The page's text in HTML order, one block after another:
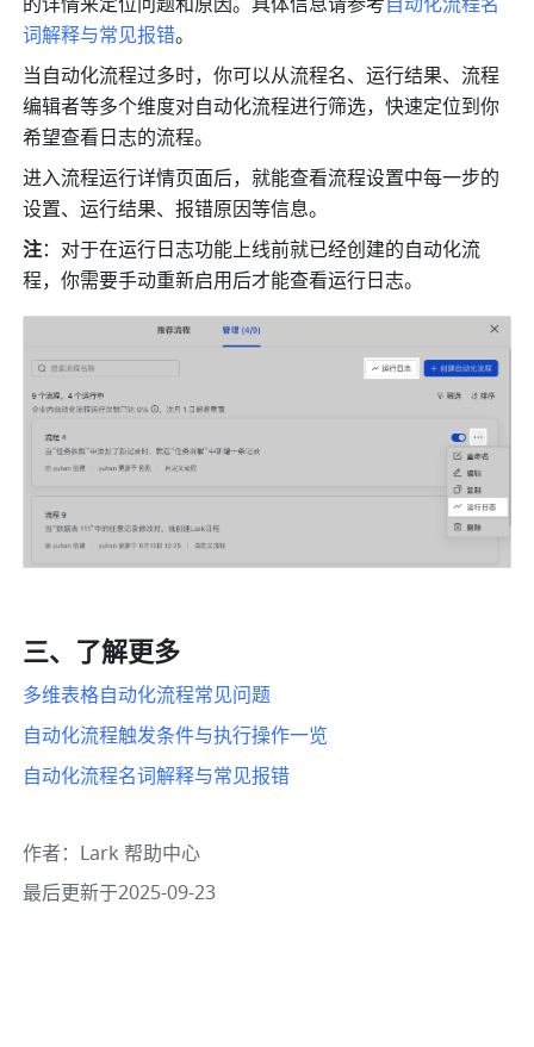
词解释与常见报错。
当自动化流程过多时，你可以从流程名、运行结果、流程
编辑者等多个维度对自动化流程进行筛选，快速定位到你
希望查看日志的流程。
进入流程运行详情页面后，就能查看流程设置中每一步的
设置、运行结果、报错原因等信息。
注： 对于在运行日志功能上线前就已经创建的自动化流
程，你需要手动重新启用后才能查看运行日志。
三、了解更多
多维表格自动化流程常见问题
自动化流程触发条件与执行操作一览
自动化流程名词解释与常见报错
作者： Lark 帮助中心
最后更新于2025-09-23